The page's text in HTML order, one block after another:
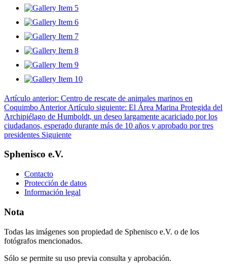
Artículo anterior: Centro de rescate de animales marinos en
Coquimbo Anterior Artículo siguiente: El Área Marina Protegida del
Archipiélago de Humboldt, un deseo largamente acariciado por los
ciudadanos, esperado durante más de 10 años y aprobado por tres
presidentes Siguiente
Sphenisco e.V.
Contacto
Protección de datos
Información legal
Nota
Todas las imágenes son propiedad de Sphenisco e.V. o de los
fotógrafos mencionados.
Sólo se permite su uso previa consulta y aprobación.